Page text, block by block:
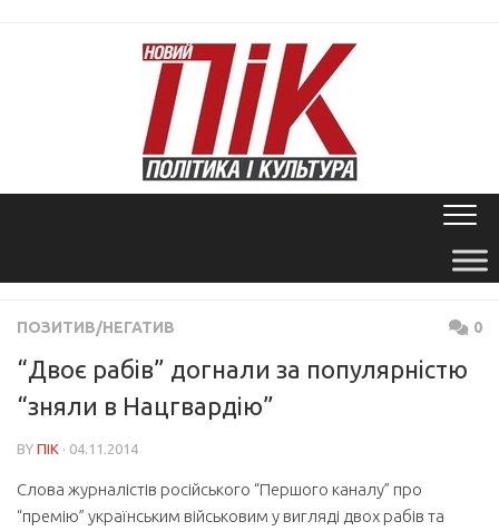
ПОЗИТИВ/НЕГАТИВ 0
“Двоє рабів” догнали за популярністю
“зняли в Нацгвардію”
BY ПІК · 04.11.2014
Слова журналістів російського “Першого каналу” про
“премію” українським військовим у вигляді двох рабів та